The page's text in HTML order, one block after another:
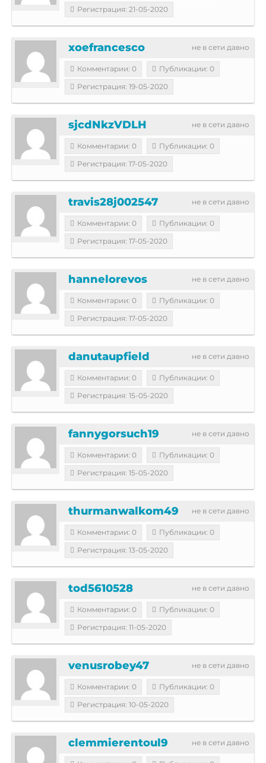
Регистрация: 21-05-2020
не в сети давно
xoefrancesco
Комментарии: 0
Публикации: 0
Регистрация: 19-05-2020
не в сети давно
sjcdNkzVDLH
Комментарии: 0
Публикации: 0
Регистрация: 17-05-2020
не в сети давно
travis28j002547
Комментарии: 0
Публикации: 0
Регистрация: 17-05-2020
не в сети давно
hannelorevos
Комментарии: 0
Публикации: 0
Регистрация: 17-05-2020
не в сети давно
danutaupfield
Комментарии: 0
Публикации: 0
Регистрация: 15-05-2020
не в сети давно
fannygorsuch19
Комментарии: 0
Публикации: 0
Регистрация: 15-05-2020
не в сети давно
thurmanwalkom49
Комментарии: 0
Публикации: 0
Регистрация: 13-05-2020
не в сети давно
tod5610528
Комментарии: 0
Публикации: 0
Регистрация: 11-05-2020
не в сети давно
venusrobey47
Комментарии: 0
Публикации: 0
Регистрация: 10-05-2020
не в сети давно
clemmierentoul9